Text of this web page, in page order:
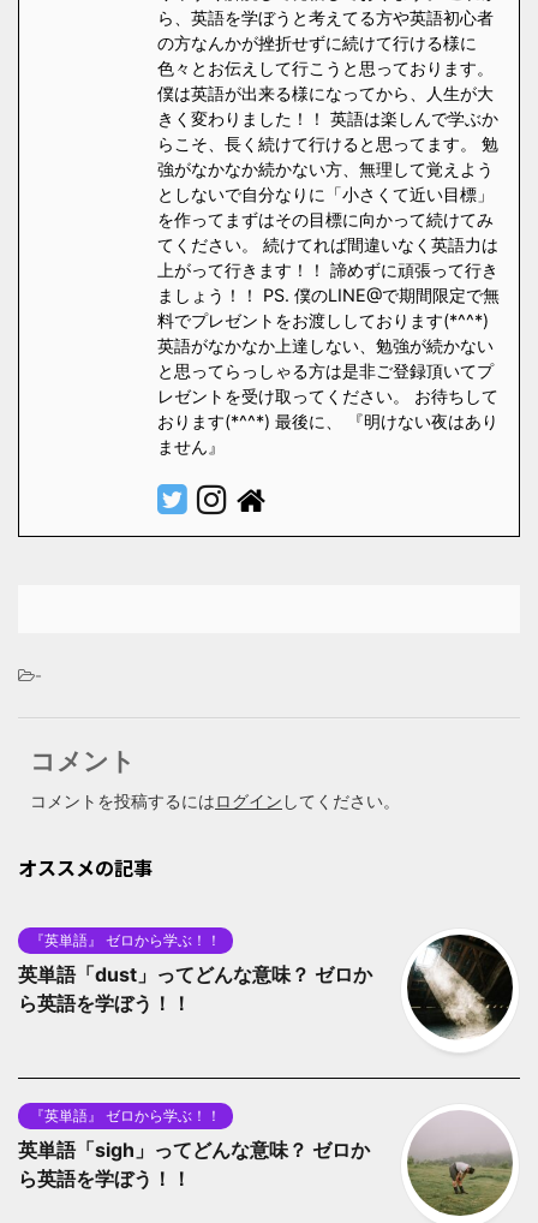
ら、英語を学ぼうと考えてる方や英語初心者
の方なんかが挫折せずに続けて行ける様に
色々とお伝えして行こうと思っております。
僕は英語が出来る様になってから、人生が大
きく変わりました！！ 英語は楽しんで学ぶか
らこそ、長く続けて行けると思ってます。 勉
強がなかなか続かない方、無理して覚えよう
としないで自分なりに「小さくて近い目標」
を作ってまずはその目標に向かって続けてみ
てください。 続けてれば間違いなく英語力は
上がって行きます！！ 諦めずに頑張って行き
ましょう！！ PS. 僕のLINE@で期間限定で無
料でプレゼントをお渡ししております(*^^*)
英語がなかなか上達しない、勉強が続かない
と思ってらっしゃる方は是非ご登録頂いてプ
レゼントを受け取ってください。 お待ちして
おります(*^^*) 最後に、 『明けない夜はあり
ません』
-
コメント
コメントを投稿するにはログイン してください。
オススメの記事
『英単語』 ゼロから学ぶ！！
英単語「dust」ってどんな意味？ ゼロか
ら英語を学ぼう！！
『英単語』 ゼロから学ぶ！！
英単語「sigh」ってどんな意味？ ゼロか
ら英語を学ぼう！！